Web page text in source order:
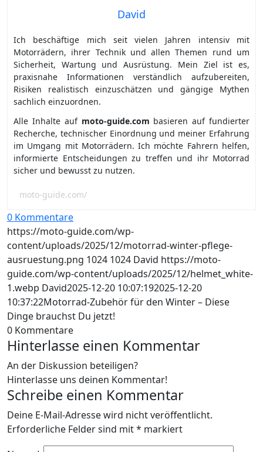
David
Ich beschäftige mich seit vielen Jahren intensiv mit
Motorrädern, ihrer Technik und allen Themen rund um
Sicherheit, Wartung und Ausrüstung. Mein Ziel ist es,
praxisnahe Informationen verständlich aufzubereiten,
Risiken realistisch einzuschätzen und gängige Mythen
sachlich einzuordnen.
Alle Inhalte auf moto-guide.com basieren auf fundierter
Recherche, technischer Einordnung und meiner Erfahrung
im Umgang mit Motorrädern. Ich möchte Fahrern helfen,
informierte Entscheidungen zu treffen und ihr Motorrad
sicher und bewusst zu nutzen.
moto-guide.com/
0 Kommentare
https://moto-guide.com/wp-
content/uploads/2025/12/motorrad-winter-pflege-
ausruestung.png 1024 1024 David https://moto-
guide.com/wp-content/uploads/2025/12/helmet_white-
1.webp David2025-12-20 10:07:192025-12-20
10:37:22Motorrad-Zubehör für den Winter – Diese
Dinge brauchst Du jetzt!
0 Kommentare
Hinterlasse einen Kommentar
An der Diskussion beteiligen?
Hinterlasse uns deinen Kommentar!
Schreibe einen Kommentar
Deine E-Mail-Adresse wird nicht veröffentlicht.
Erforderliche Felder sind mit* markiert